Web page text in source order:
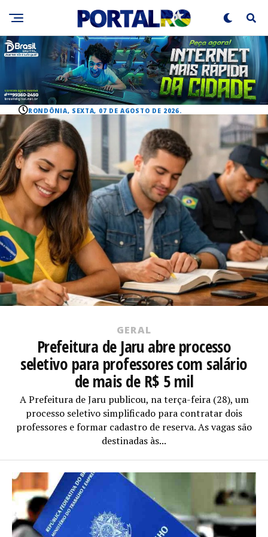
RONDÔNIA, SEXTA, 07 DE AGOSTO DE 2026.
GERAL
Prefeitura de Jaru abre processo
seletivo para professores com salário
de mais de R$ 5 mil
A Prefeitura de Jaru publicou, na terça-feira (28), um
processo seletivo simplificado para contratar dois
professores e formar cadastro de reserva. As vagas são
destinadas às...